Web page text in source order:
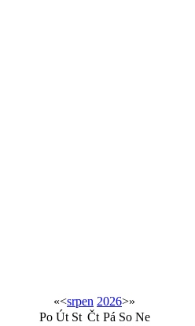
«<srpen 2026>»
Po Út St Čt Pá So Ne